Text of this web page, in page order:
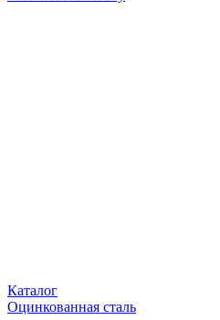
Каталог
Оцинкованная сталь